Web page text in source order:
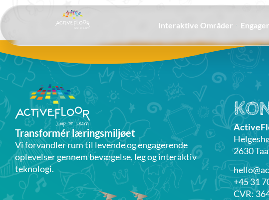
Interaktive Områder
Transformér læringsmiljøet
Vi forvandler rum til levende og engagerende
oplevelser gennem bevægelse, leg og interaktiv
teknologi.
2630
+45 31
CVR: